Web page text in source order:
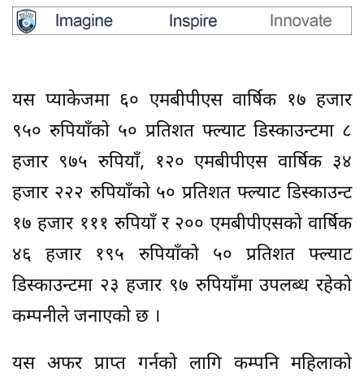
यस प्याकेजमा ६० एमबीपीएस वार्षिक १७ हजार
९५० रुपियाँको ५० प्रतिशत फ्ल्याट डिस्काउन्टमा ८
हजार ९७५ रुपियाँ, १२० एमबीपीएस वार्षिक ३४
हजार २२२ रुपियाँको ५० प्रतिशत फ्ल्याट डिस्काउन्ट
१७ हजार १११ रुपियाँ र २०० एमबीपीएसको वार्षिक
४६ हजार १९५ रुपियाँको ५० प्रतिशत फ्ल्याट
डिस्काउन्टमा २३ हजार ९७ रुपियाँमा उपलब्ध रहेको
कम्पनीले जनाएको छ ।
यस अफर प्राप्त गर्नको लागि कम्पनि महिलाको